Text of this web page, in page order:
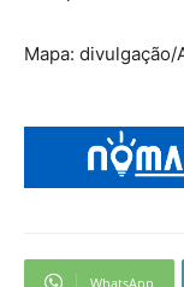
Mapa: divulgação/
WhatsApp